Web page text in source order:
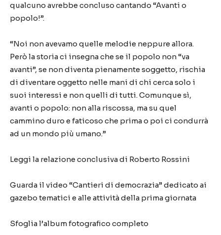
qualcuno avrebbe concluso cantando “Avanti o
popolo!”.
“Noi non avevamo quelle melodie neppure allora.
Però la storia ci insegna che se il popolo non “va
avanti”, se non diventa pienamente soggetto, rischia
di diventare oggetto nelle mani di chi cerca solo i
suoi interessi e non quelli di tutti. Comunque sì,
avanti o popolo: non alla riscossa, ma su quel
cammino duro e faticoso che prima o poi ci condurrà
ad un mondo più umano.”
Leggi la relazione conclusiva di Roberto Rossini
Guarda il video “Cantieri di democrazia” dedicato ai
gazebo tematici e alle attività della prima giornata
Sfoglia l’album fotografico completo